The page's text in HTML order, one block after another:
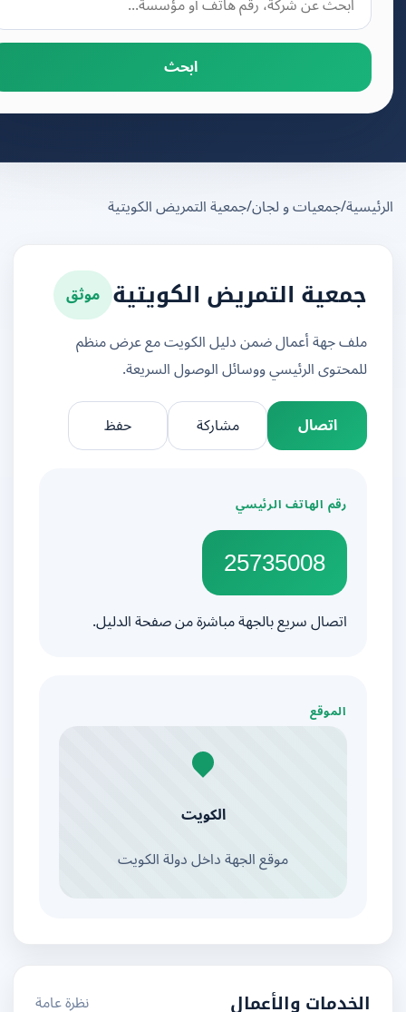
ابحث
/جمعيات و لجان/جمعية التمريض الكويتية
جمعية التمريض الكويتية موثق
ملف جهة أعمال ضمن دليل الكويت مع عرض منظم
للمحتوى الرئيسي ووسائل الوصول السريعة.
اتصال
مشاركة
رقم الهاتف الرئيسي
25735008
اتصال سريع بالجهة مباشرة من صفحة الدليل.
الموقع
الكويت
موقع الجهة داخل دولة الكويت
الخدمات والأعمال نظرة عامة